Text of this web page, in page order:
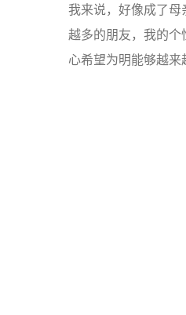
我来说，好像成了
越多的朋友，我的
心希望为明能够越来